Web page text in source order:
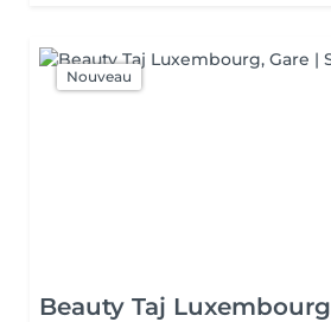
Nouveau
Beauty Taj Luxembourg